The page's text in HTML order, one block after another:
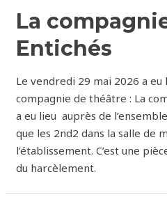
La
Entichés
Le vendredi 29 mai 2026 a eu
compagnie de théâtre : La
a eu lieu auprès de
que les 2nd2 dans la salle de
l’établissement. C’est une
du harcèlement.